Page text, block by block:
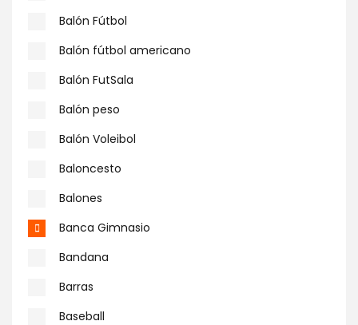
Balón Fútbol
Balón fútbol americano
Balón FutSala
Balón peso
Balón Voleibol
Baloncesto
Balones
Banca Gimnasio
Bandana
Barras
Baseball